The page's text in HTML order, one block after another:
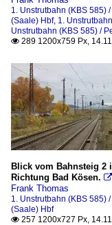
1. Unstrutbahn (KBS 585)
(Saale) Hbf, 1.
Unstrutbahn (KBS 585) /
 289 1200x759 Px,
Blick vom Bahnsteig 2
Richtung Bad Kösen. 
Frank Thomas
1. Unstrutbahn (KBS 585)
(Saale) Hbf
 257 1200x727 Px,